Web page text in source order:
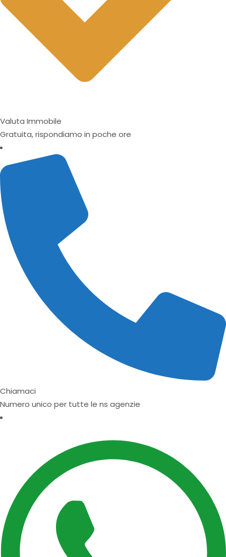
Valuta Immobile
Gratuita, rispondiamo in poche ore
Chiamaci
Numero unico per tutte le ns agenzie